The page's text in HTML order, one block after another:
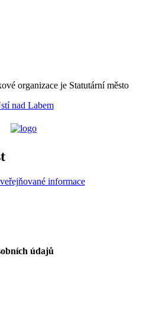
organizace je Statutární město
nad Labem
informace
údajů